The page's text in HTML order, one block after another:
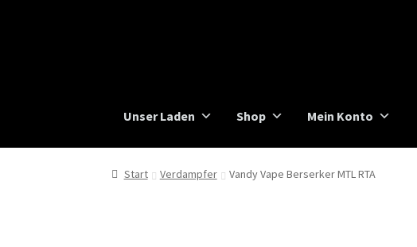
Unser Laden Shop Mein Konto
Start Verdampfer Vandy Vape Berserker MTL RTA